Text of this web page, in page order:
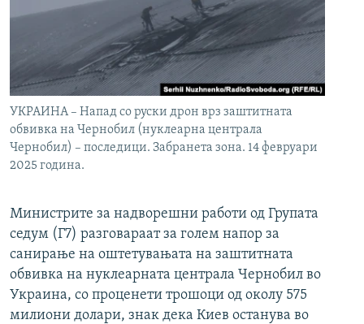
УКРАИНА – Напад со руски дрон врз заштитната
обвивка на Чернобил (нуклеарна централа
Чернобил) – последици. Забранета зона. 14 февруари
2025 година.
Министрите за надворешни работи од Групата
седум (Г7) разговараат за голем напор за
санирање на оштетувањата на заштитната
обвивка на нуклеарната централа Чернобил во
Украина, со проценети трошоци од околу 575
милиони долари, знак дека Киев останува во